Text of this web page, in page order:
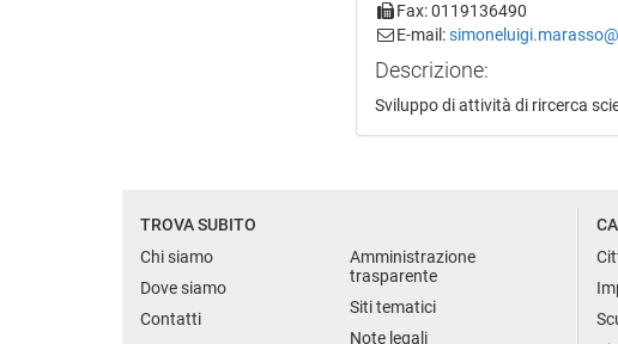
Fax: 0119136490
E-mail:
Descrizione:
Sviluppo di attività di rircerca
TROVA SUBITO
Chi siamo
Dove siamo
Contatti
Amministrazione
trasparente
Siti tematici
Note legali